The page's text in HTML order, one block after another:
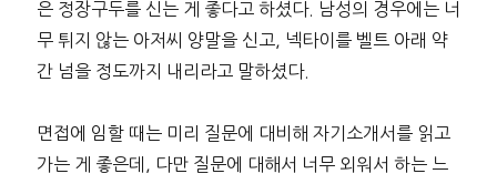
은 정장구두를 신는 게 좋다고 하셨다. 남성의 경우에는 너
무 튀지 않는 아저씨 양말을 신고, 넥타이를 벨트 아래 약
간 넘을 정도까지 내리라고 말하셨다.
면접에 임할 때는 미리 질문에 대비해 자기소개서를 읽고
가는 게 좋은데, 다만 질문에 대해서 너무 외워서 하는 느